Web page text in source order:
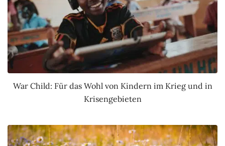
War Child: Für das Wohl von Kindern im Krieg und in
Krisengebieten